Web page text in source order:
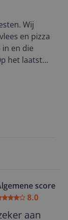
Wij
en pizza
en die
het laatst
ook erg
ook erg
frietjes vind
lekker
geen
functies.
lekkerder uit
maar
score
8.0
aan